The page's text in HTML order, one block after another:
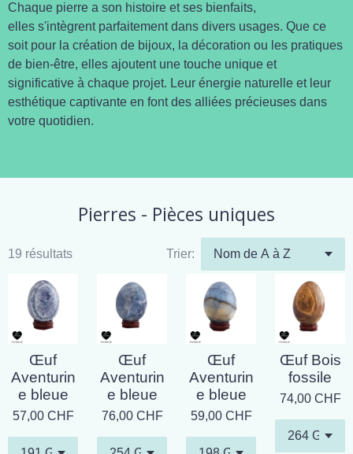
Chaque pierre a son histoire et ses bienfaits,
elles s'intègrent parfaitement dans divers usages. Que ce
soit pour la création de bijoux, la décoration ou les pratiques
de bien-être, elles ajoutent une touche unique et
significative à chaque projet. Leur énergie naturelle et leur
esthétique captivante en font des alliées précieuses dans
votre quotidien.
Pierres - Pièces uniques
19 résultats Trier:
Œuf
Aventurin
e bleue
57,00 CHF
Œuf
Aventurin
e bleue
76,00 CHF
Œuf
Aventurin
e bleue
59,00 CHF
Œuf Bois
fossile
74,00 CHF